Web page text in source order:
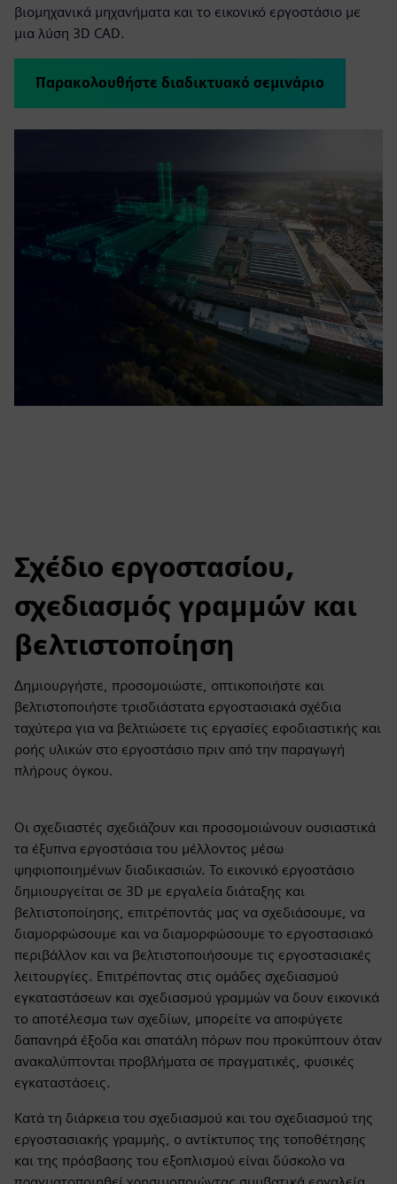
βιομηχανικά μηχανήματα και το εικονικό εργοστάσιο με
μια λύση 3D CAD.
Παρακολουθήστε διαδικτυακό σεμινάριο
Σχέδιο εργοστασίου,
σχεδιασμός γραμμών και
βελτιστοποίηση
Δημιουργήστε, προσομοιώστε, οπτικοποιήστε και
βελτιστοποιήστε τρισδιάστατα εργοστασιακά σχέδια
ταχύτερα για να βελτιώσετε τις εργασίες εφοδιαστικής και
ροής υλικών στο εργοστάσιο πριν από την παραγωγή
πλήρους όγκου.
Οι σχεδιαστές σχεδιάζουν και προσομοιώνουν ουσιαστικά
τα έξυπνα εργοστάσια του μέλλοντος μέσω
ψηφιοποιημένων διαδικασιών. Το εικονικό εργοστάσιο
δημιουργείται σε 3D με εργαλεία διάταξης και
βελτιστοποίησης, επιτρέποντάς μας να σχεδιάσουμε, να
διαμορφώσουμε και να διαμορφώσουμε το εργοστασιακό
περιβάλλον και να βελτιστοποιήσουμε τις εργοστασιακές
λειτουργίες. Επιτρέποντας στις ομάδες σχεδιασμού
εγκαταστάσεων και σχεδιασμού γραμμών να δουν εικονικά
το αποτέλεσμα των σχεδίων, μπορείτε να αποφύγετε
δαπανηρά έξοδα και σπατάλη πόρων που προκύπτουν όταν
ανακαλύπτονται προβλήματα σε πραγματικές, φυσικές
εγκαταστάσεις.
Κατά τη διάρκεια του σχεδιασμού και του σχεδιασμού της
εργοστασιακής γραμμής, ο αντίκτυπος της τοποθέτησης
και της πρόσβασης του εξοπλισμού είναι δύσκολο να